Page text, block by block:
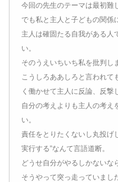
今回の先生のテーマは最初難
でも私と主人と子どもの関係
主人は確固たる自我がある人
い。
そのうえいちいち私を批判し
こうしろああしろと言われて
く働かせて主人に反論、反撃
自分の考えよりも主人の考え
い。
責任をとりたくないし丸投げ
実行する”なんて言語道断。
どうせ自分がやるしかないな
そうやって突っ走っていまし